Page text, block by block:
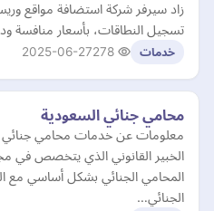
زاد سيرفر شركة استضافة مواقع
تسجيل النطاقات، بأسعار منافسة
خدمات 2025-06-27
محامي جنائي السعودية
معلومات عن خدمات محامي جنائي
الخبير القانوني الذي يتخصص في
المحامي الجنائي بشكل أساسي مع
الجنائي…